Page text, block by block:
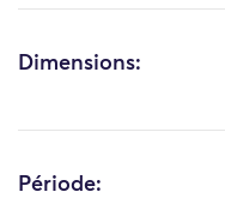
Dimensions:
Période: